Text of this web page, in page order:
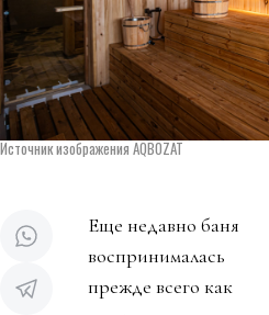
Источник изображения AQBOZAT
Еще недавно баня
воспринималась
прежде всего как